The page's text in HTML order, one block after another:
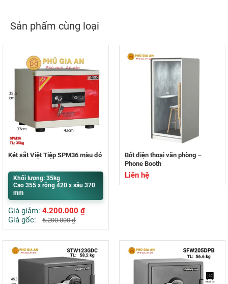
Sản phẩm cùng loại
Két sắt Việt Tiệp SPM36 màu đỏ
Khối lượng: 35kg
Cao 355 x rộng 420 x sâu 370
mm
Giá giảm: 4.200.000 ₫
Giá gốc:
5.200.000₫
Bốt điện thoại văn phòng –
Phone Booth
Liên hệ